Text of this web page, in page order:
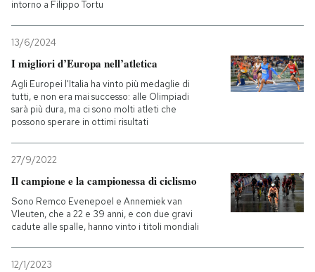
intorno a Filippo Tortu
13/6/2024
I migliori d’Europa nell’atletica
Agli Europei l'Italia ha vinto più medaglie di
tutti, e non era mai successo: alle Olimpiadi
sarà più dura, ma ci sono molti atleti che
possono sperare in ottimi risultati
27/9/2022
Il campione e la campionessa di ciclismo
Sono Remco Evenepoel e Annemiek van
Vleuten, che a 22 e 39 anni, e con due gravi
cadute alle spalle, hanno vinto i titoli mondiali
12/1/2023